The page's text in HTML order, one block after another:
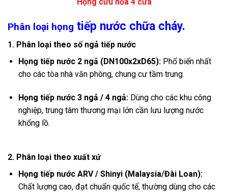
Phân loại họng tiếp nước chữa cháy.
1. Phân loại theo số ngả tiếp nước
Họng tiếp nước 2 ngả (DN100x2xD65):Phổ biến nhất
cho các tòa nhà văn phòng, chung cư tầm trung.
Họng tiếp nước 3 ngả / 4 ngả:Dùng cho các khu công
nghiệp, trung tâm thương mại lớn cần lưu lượng nước
khổng lồ.
2. Phân loại theo xuất xứ
Họng tiếp nước ARV / Shinyi (Malaysia/Đài Loan):
Chất lượng cao, đạt chuẩn quốc tế, thường dùng cho các